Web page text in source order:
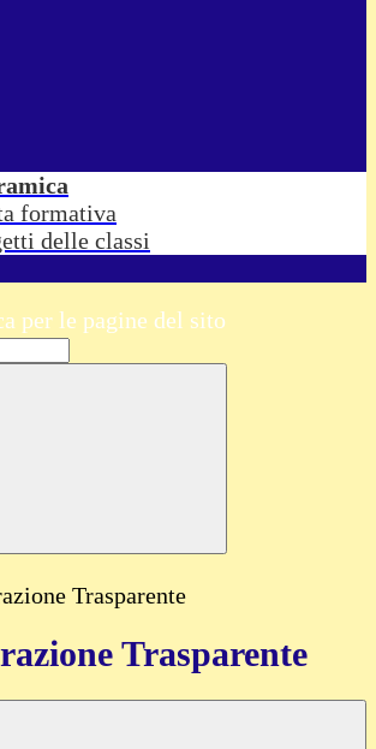
formativa
delle classi
per le pagine del sito
Trasparente
Trasparente